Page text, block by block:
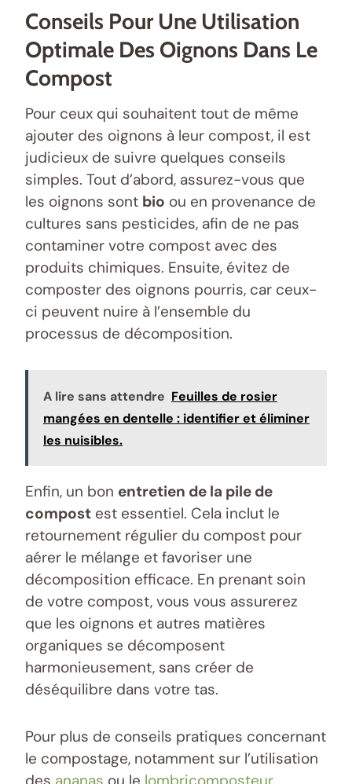
Conseils Pour Une Utilisation
Optimale Des Oignons Dans Le
Compost
Pour ceux qui souhaitent tout de même
ajouter des oignons à leur compost, il est
judicieux de suivre quelques conseils
simples. Tout d’abord, assurez-vous que
les oignons sont bio ou en provenance de
cultures sans pesticides, afin de ne pas
contaminer votre compost avec des
produits chimiques. Ensuite, évitez de
composter des oignons pourris, car ceux-
ci peuvent nuire à l’ensemble du
processus de décomposition.
A lire sans attendre Feuilles de rosier
mangées en dentelle : identifier et éliminer
les nuisibles.
Enfin, un bon entretien de la pile de
compost est essentiel. Cela inclut le
retournement régulier du compost pour
aérer le mélange et favoriser une
décomposition efficace. En prenant soin
de votre compost, vous vous assurerez
que les oignons et autres matières
organiques se décomposent
harmonieusement, sans créer de
déséquilibre dans votre tas.
Pour plus de conseils pratiques concernant
le compostage, notamment sur l’utilisation